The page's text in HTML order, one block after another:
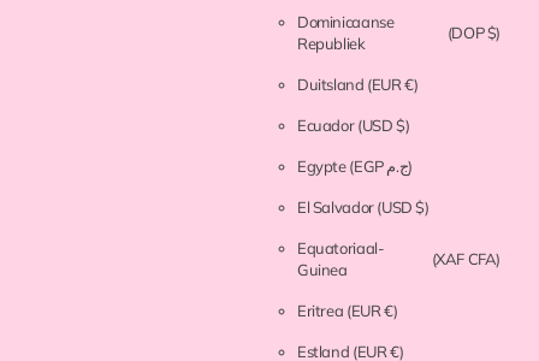
Dominicaanse
Republiek
(DOP $)
Duitsland (EUR €)
Ecuador(USD $)
Egypte (EGP ج.م)
El Salvador(USD $)
Equatoriaal-
Guinea
(XAF CFA)
Eritrea (EUR €)
Estland (EUR €)